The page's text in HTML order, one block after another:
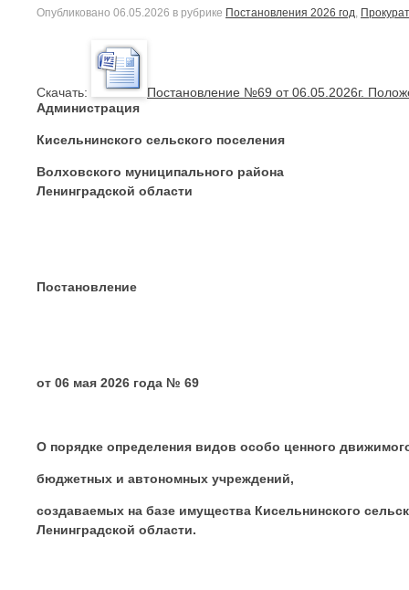
Опубликовано 06.05.2026 в рубрике Постановления 2026 год,
Cкачать:
Постановление №69 от 06.05.2026г.
Администрация
Кисельнинского сельского поселения
Волховского муниципального района
Ленинградской области
Постановление
от 06 мая 2026 года № 69
О порядке определения видов особо ценного
бюджетных и автономных учреждений,
создаваемых на базе имущества Кисельнинского
Ленинградской области.